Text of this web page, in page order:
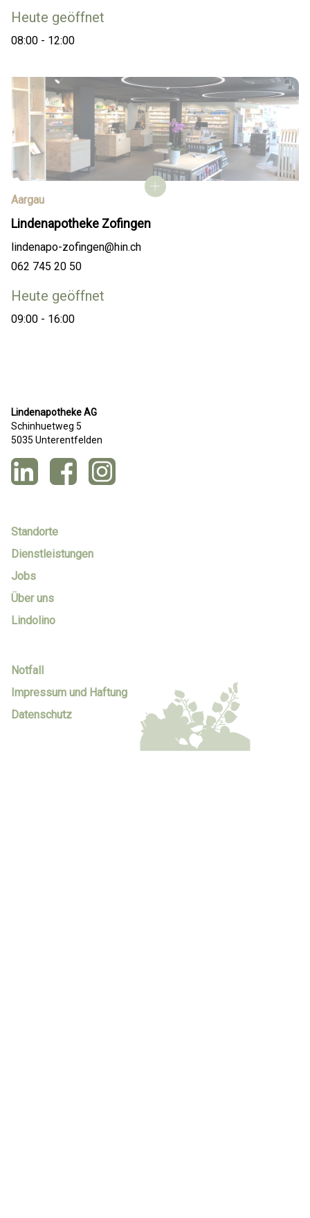
Heute geöffnet
08:00 - 12:00
Aargau
Lindenapotheke Zofingen
lindenapo-zofingen@hin.ch
062 745 20 50
Heute geöffnet
09:00 - 16:00
Lindenapotheke AG
Schinhuetweg 5
5035 Unterentfelden
Standorte
Dienstleistungen
Jobs
Über uns
Lindolino
Notfall
Impressum und Haftung
Datenschutz